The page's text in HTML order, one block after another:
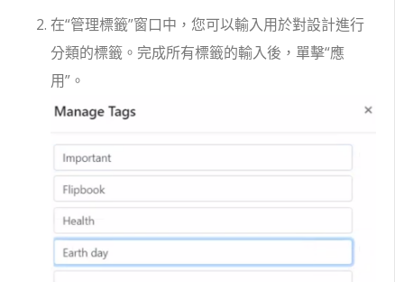
在“管理標籤”窗口中，您可以輸入用於對設計進行
分類的標籤。完成所有標籤的輸入後，單擊“應
用”。